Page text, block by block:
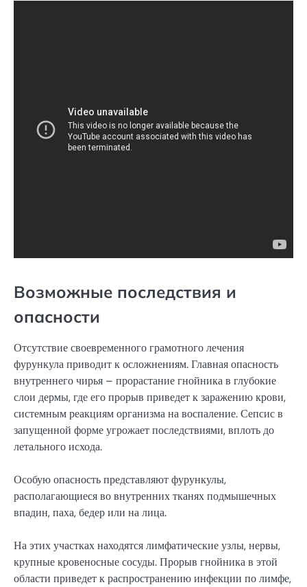
Возможные последствия и
опасности
Отсутствие своевременного грамотного лечения
фурункула приводит к осложнениям. Главная опасность
внутреннего чирья – прорастание гнойника в глубокие
слои дермы, где его прорыв приведет к заражению крови,
системным реакциям организма на воспаление. Сепсис в
запущенной форме угрожает последствиями, вплоть до
летального исхода.
Особую опасность представляют фурункулы,
располагающиеся во внутренних тканях подмышечных
впадин, паха, бедер или на лица.
На этих участках находятся лимфатические узлы, нервы,
крупные кровеносные сосуды. Прорыв гнойника в этой
области приведет к распространению инфекции по лимфе,